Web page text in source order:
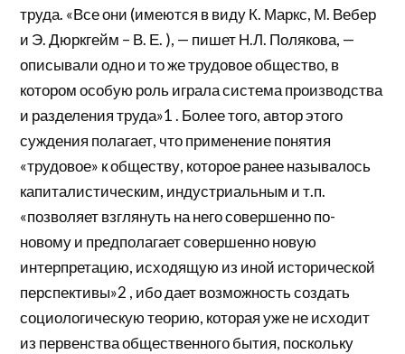
труда. «Все они (имеются в виду К. Маркс, М. Вебер
и Э. Дюркгейм – В. Е. ), — пишет Н.Л. Полякова, —
описывали одно и то же трудовое общество, в
котором особую роль играла система производства
и разделения труда»1 . Более того, автор этого
суждения полагает, что применение понятия
«трудовое» к обществу, которое ранее называлось
капиталистическим, индустриальным и т.п.
«позволяет взглянуть на него совершенно по-
новому и предполагает совершенно новую
интерпретацию, исходящую из иной исторической
перспективы»2 , ибо дает возможность создать
социологическую теорию, которая уже не исходит
из первенства общественного бытия, поскольку